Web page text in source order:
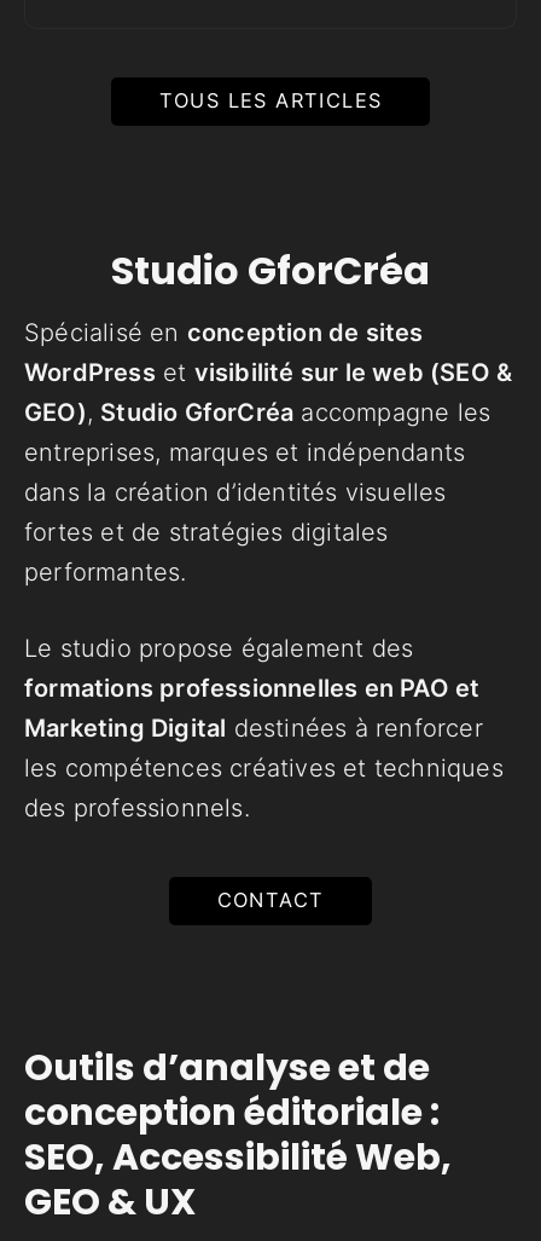
TOUS LES ARTICLES
Studio GforCréa
Spécialisé en conception de sites
WordPress et visibilité sur le web (SEO &
GEO), Studio GforCréa accompagne les
entreprises, marques et indépendants
dans la création d’identités visuelles
fortes et de stratégies digitales
performantes.
Le studio propose également des
formations professionnelles en PAO et
Marketing Digital destinées à renforcer
les compétences créatives et techniques
des professionnels.
CONTACT
Outils d’analyse et de
conception éditoriale :
SEO, Accessibilité Web,
GEO & UX